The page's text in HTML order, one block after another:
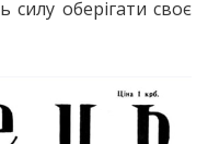
силу оберігати своє